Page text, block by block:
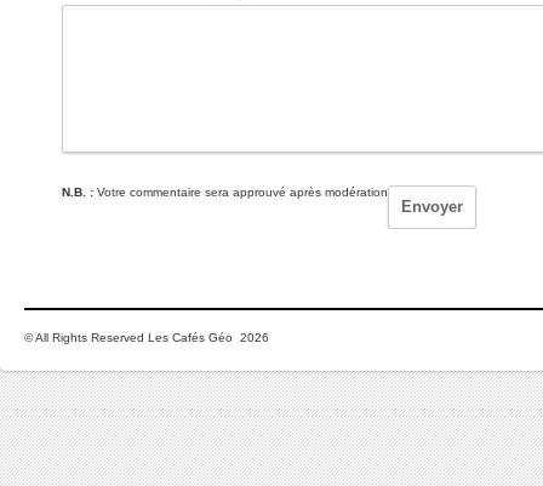
N.B. : Votre commentaire sera approuvé après modération
© All Rights Reserved Les Cafés Géo 2026